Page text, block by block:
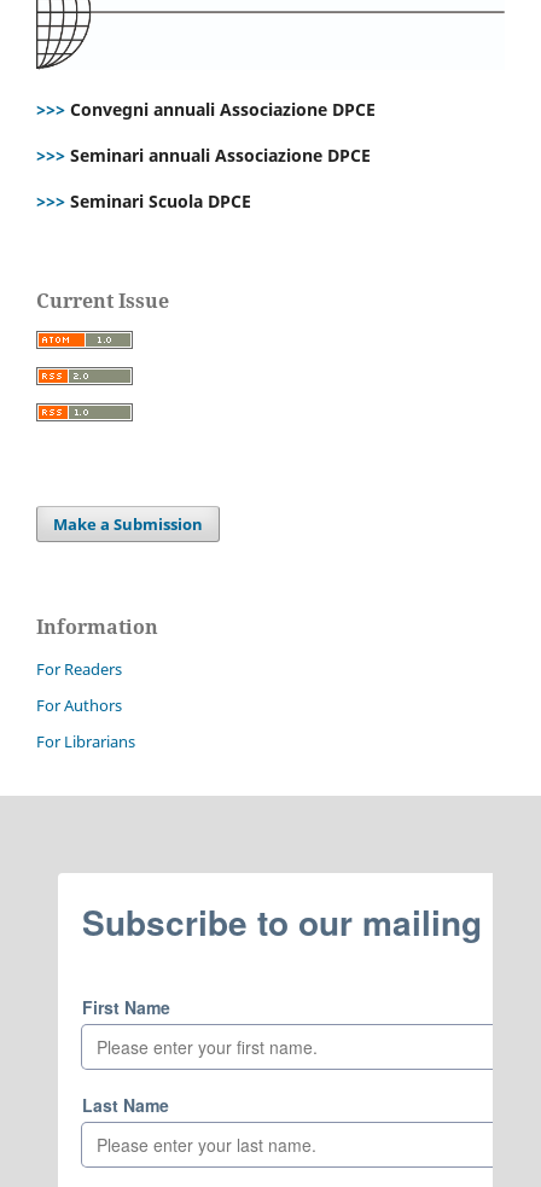
>>> Convegni annuali Associazione DPCE
>>> Seminari annuali Associazione DPCE
>>> Seminari Scuola DPCE
Current Issue
Make a Submission
Information
For Readers
For Authors
For Librarians